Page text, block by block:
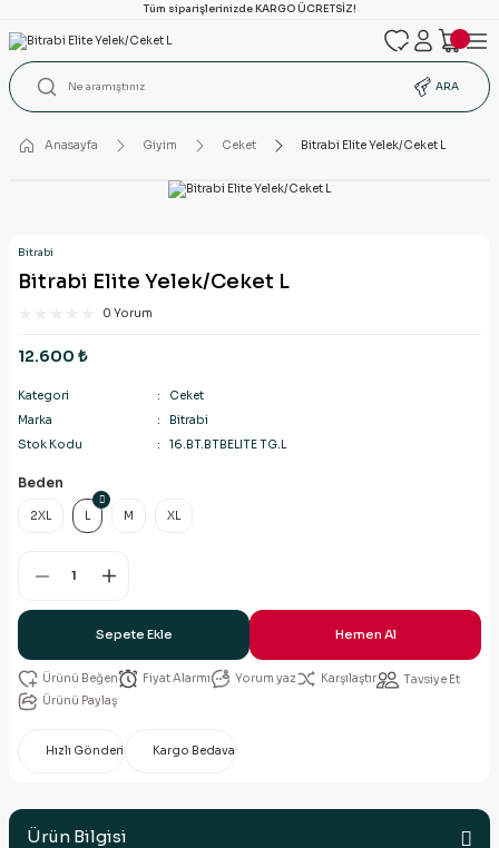
Tüm siparişlerinizde KARGO ÜCRETSİZ!
ARA
Anasayfa Giyim Ceket Bitrabi Elite Yelek/Ceket L
Bitrabi
Bitrabi Elite Yelek/Ceket L
0 Yorum
12.600 ₺
Kategori
Ceket
Marka
Bitrabi
Stok Kodu
16.BT.BTBELITE TG.L
Beden
2XL L M XL
Sepete Ekle Hemen Al
Fiyat Alarmı Yorum yaz Karşılaştır
Tavsiye Et
Ürünü Paylaş
Hızlı Gönderi Kargo Bedava
Ürün Bilgisi